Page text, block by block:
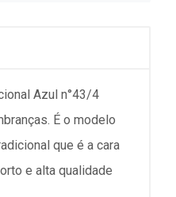
Azul n°43/4
É o modelo
que é a cara
e alta qualidade